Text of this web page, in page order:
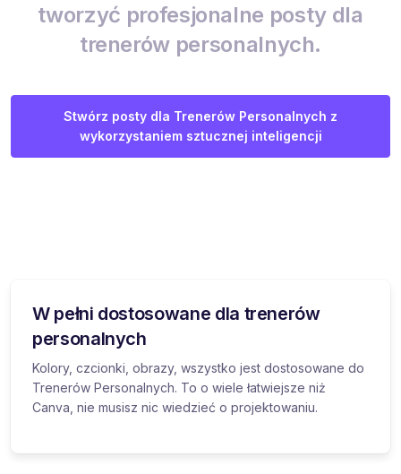
tworzyć profesjonalne posty dla
trenerów personalnych.
Stwórz posty dla Trenerów Personalnych z
wykorzystaniem sztucznej inteligencji
W pełni dostosowane dla trenerów
personalnych
Kolory, czcionki, obrazy, wszystko jest dostosowane do
Trenerów Personalnych. To o wiele łatwiejsze niż
Canva, nie musisz nic wiedzieć o projektowaniu.